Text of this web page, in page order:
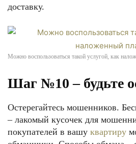
доставку.
Можно воспользоваться такой услугой, как
Шаг №10 – будьте
Остерегайтесь мошенников.
– лакомый кусочек для
покупателей в вашу квартиру